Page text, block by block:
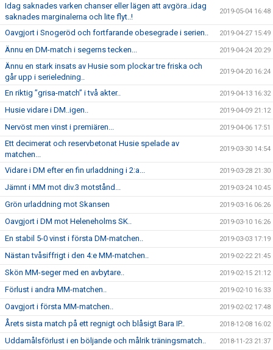
Idag saknades varken chanser eller lägen att avgöra..idag
saknades marginalerna och lite flyt..!
2019-05-04 16:48
Oavgjort i Snogeröd och fortfarande obesegrade i serien.. 2019-04-27 15:49
Ännu en DM-match i segerns tecken... 2019-04-24 20:29
Ännu en stark insats av Husie som plockar tre friska och
går upp i serieledning..
2019-04-20 16:24
En riktig ”grisa-match” i två akter.. 2019-04-13 16:32
Husie vidare i DM..igen.. 2019-04-09 21:12
Nervöst men vinst i premiären... 2019-04-06 17:51
Ett decimerat och reservbetonat Husie spelade av
matchen...
2019-03-30 14:54
Vidare i DM efter en fin urladdning i 2:a... 2019-03-28 21:30
Jämnt i MM mot div.3 motstånd... 2019-03-24 10:45
Grön urladdning mot Skansen 2019-03-16 06:26
Oavgjort i DM mot Heleneholms SK.. 2019-03-10 16:26
En stabil 5-0 vinst i första DM-matchen.. 2019-03-03 17:19
Nästan tvåsiffrigt i den 4:e MM-matchen.. 2019-02-22 21:45
Skön MM-seger med en avbytare.. 2019-02-15 21:12
Förlust i andra MM-matchen.. 2019-02-10 16:33
Oavgjort i första MM-matchen.. 2019-02-02 17:48
Årets sista match på ett regnigt och blåsigt Bara IP.. 2018-12-08 16:02
Uddamålsförlust i en böljande och målrik träningsmatch.. 2018-11-23 21:37